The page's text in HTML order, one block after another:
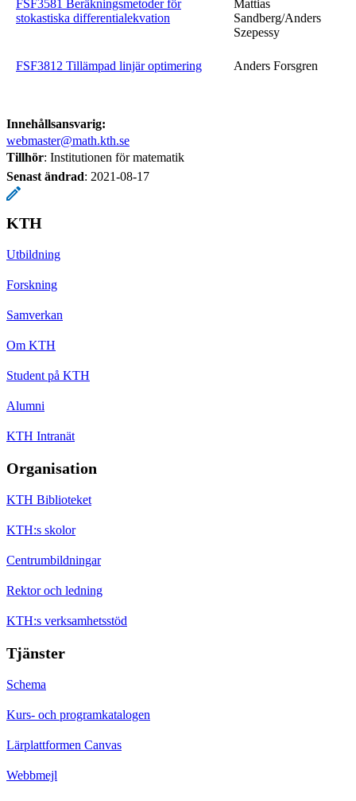
FSF3581 Beräkningsmetoder för
stokastiska differentialekvation
Mattias
Sandberg/Anders
Szepessy
FSF3812 Tillämpad linjär optimering Anders Forsgren
Innehållsansvarig:
webmaster@math.kth.se
Tillhör: Institutionen för matematik
Senast ändrad: 2021-08-17
KTH
Utbildning
Forskning
Samverkan
Om KTH
Student på KTH
Alumni
KTH Intranät
Organisation
KTH Biblioteket
KTH:s skolor
Centrumbildningar
Rektor och ledning
KTH:s verksamhetsstöd
Tjänster
Schema
Kurs- och programkatalogen
Lärplattformen Canvas
Webbmejl